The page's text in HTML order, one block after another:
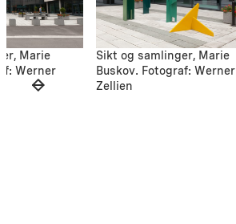
Marie
Werner
Sikt og samlinger, Marie
Buskov. Fotograf: Werner
Zellien